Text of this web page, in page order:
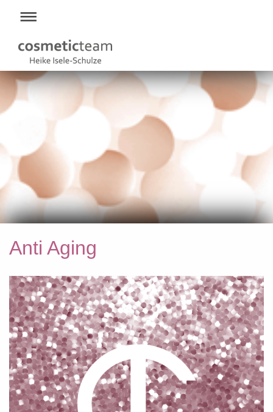
Anti Aging